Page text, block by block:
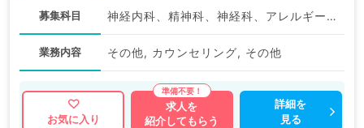
募集科目 神経内科、精神科、神経科、アレルギー科、リウマチ科、小児科、整形外科、形成外科、美容外科、脳神経外科、呼吸器外科、心臓血管外科、小児外科、皮膚科、泌尿器科、産婦人科、産科、婦人科、眼科、耳鼻咽喉科、気管食道科、放射線科、リハビリテーション科、麻酔科、ペインクリニック、人工透析科、緩和ケア科、一般内科、循環器内科、呼吸器内科、消化器内科、内分泌・代謝内科、腎臓内科、老年内科、血液内科、外科系全般、一般外科、消化器外科、乳腺外科、総合診療科、美容皮膚科、健診・人間ドック、救急科・ＩＣＵ、病理科、基礎医学系、膠原病科、スポーツ整形外科、大腸・肛門外科、産業医、脊髄・脊椎外科、科目不問
業務内容 その他, カウンセリング, その他
お気に入り
求人を
紹介してもらう
詳細を
見る